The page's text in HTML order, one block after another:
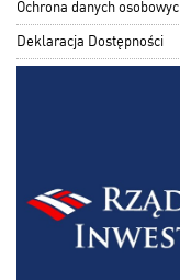
Ochrona danych
Deklaracja Dostępności